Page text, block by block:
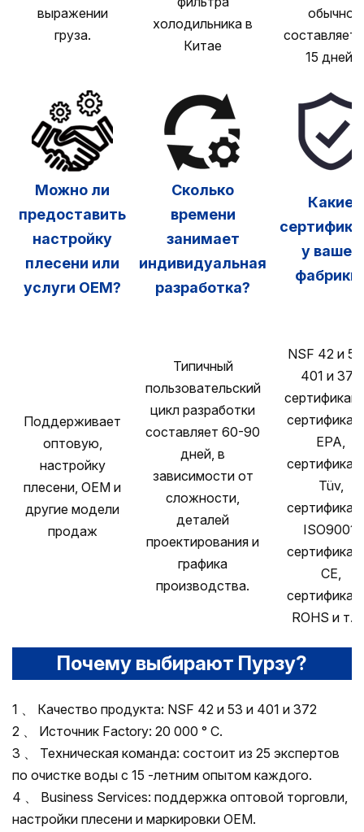
выражении
груза.
холодильника в
Китае
обычно
составляет
15 дней.
Можно ли
предоставить
настройку
плесени или
услуги OEM?
Сколько
времени
занимает
индивидуальная
разработка?
Какие
у вашей
Поддерживает
оптовую,
настройку
плесени, OEM и
другие модели
продаж
Типичный
пользовательский
цикл разработки
составляет 60-90
дней, в
зависимости от
сложности,
деталей
проектирования и
графика
производства.
NSF 42 и
401 и 372
EPA,
Tüv,
ISO9001,
CE,
ROHS и т.
Почему выбирают Пурзу?
1 、 Качество продукта: NSF 42 и 53 и 401 и 372
2 、 Источник Factory: 20 000 ° С.
3 、 Техническая команда: состоит из 25 экспертов
по очистке воды с 15 -летним опытом каждого.
4 、 Business Services: поддержка оптовой торговли,
настройки плесени и маркировки OEM.